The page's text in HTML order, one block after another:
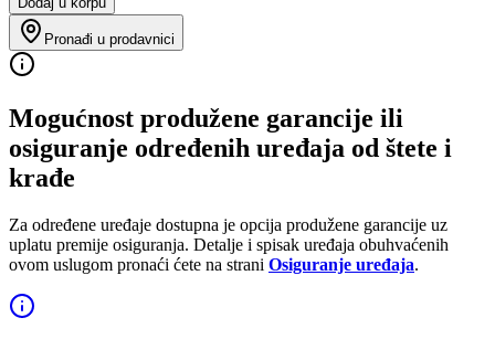
Pronađi u prodavnici
Mogućnost produžene garancije ili
osiguranje određenih uređaja od štete i
krađe
Za određene uređaje dostupna je opcija produžene garancije uz
uplatu premije osiguranja. Detalje i spisak uređaja obuhvaćenih
ovom uslugom pronaći ćete na strani Osiguranje uređaja.